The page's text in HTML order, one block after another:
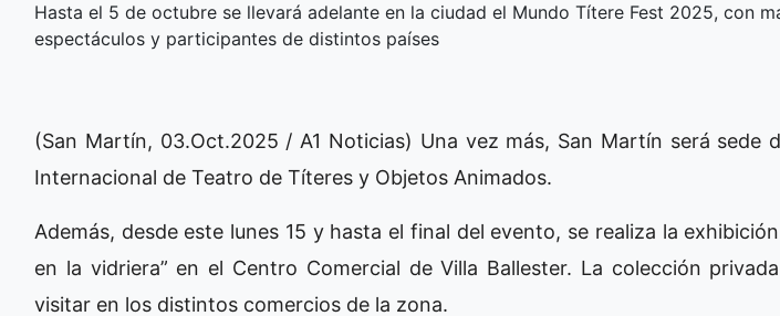
Hasta el 5 de octubre se llevará adelante en la ciudad el Mundo Títere Fest 2025, con
espectáculos y participantes de distintos países
(San Martín, 03.Oct.2025 / A1 Noticias) Una vez más, San Martín será sede
Internacional de Teatro de Títeres y Objetos Animados.
Además, desde este lunes 15 y hasta el final del evento, se realiza la
en la vidriera” en el Centro Comercial de Villa Ballester. La colección
visitar en los distintos comercios de la zona.